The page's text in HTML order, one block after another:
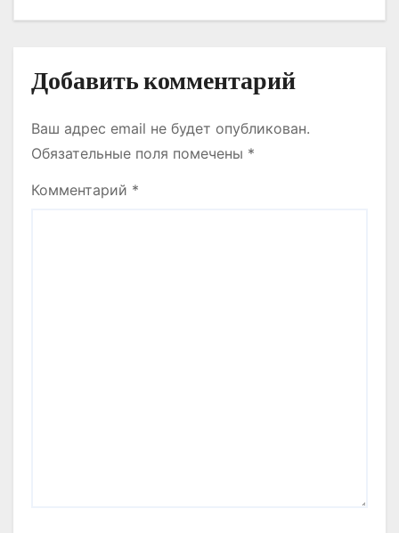
Добавить комментарий
Ваш адрес email не будет опубликован.
Обязательные поля помечены *
Комментарий *